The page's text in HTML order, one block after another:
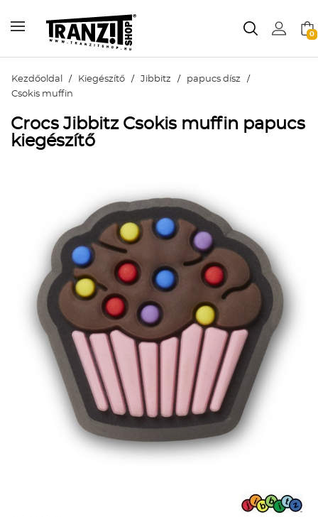
0
Kezdőoldal / Kiegészítő / Jibbitz / papucs dísz /
Csokis muffin
Crocs Jibbitz Csokis muffin papucs
kiegészítő